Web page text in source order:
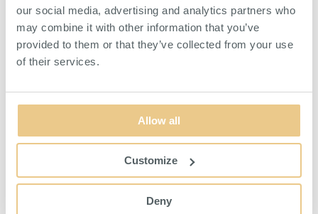
our social media, advertising and analytics partners who
may combine it with other information that you’ve
provided to them or that they’ve collected from your use
of their services.
Allow all
Customize
Deny
Blocknyckelsats med ledad